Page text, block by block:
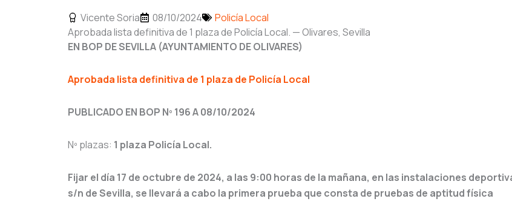
Vicente Soria 08/10/2024
Policía Local
Aprobada lista definitiva de 1 plaza de Policía Local. — Olivares, Sevilla
EN BOP DE SEVILLA (AYUNTAMIENTO DE OLIVARES)
Aprobada lista definitiva de 1 plaza de Policía Local
PUBLICADO EN BOP Nº 196 A 08/10/2024
Nº plazas: 1 plaza Policía Local.
Fijar el día 17 de octubre de 2024, a las 9:00 horas de la mañana, en las instalaciones
s/n de Sevilla, se llevará a cabo la primera prueba que consta de pruebas de aptitud física